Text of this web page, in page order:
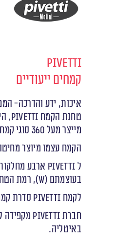
Pivetti
קמחים ייעודיים
איכות, ידע והדרכה-
טחנת הקמח
מייצר מעל 360 סוגי קמחים שונים. חלקם באופן ייחודי ללקוחות.
הקמח עצמו מיוצר
ל Pivetti ארבע
בעוצמתם (W), רמת הטחינה,
לקמח Pivetti סדרת קמחים מנופים לצרכן הסופי בהכשר בד״ץ בעלזא. ניתן למצא מגוון גדול של מתכוני אפייה לצרכן הסופי
חברת Pivetti מקפידה
באיטליה.